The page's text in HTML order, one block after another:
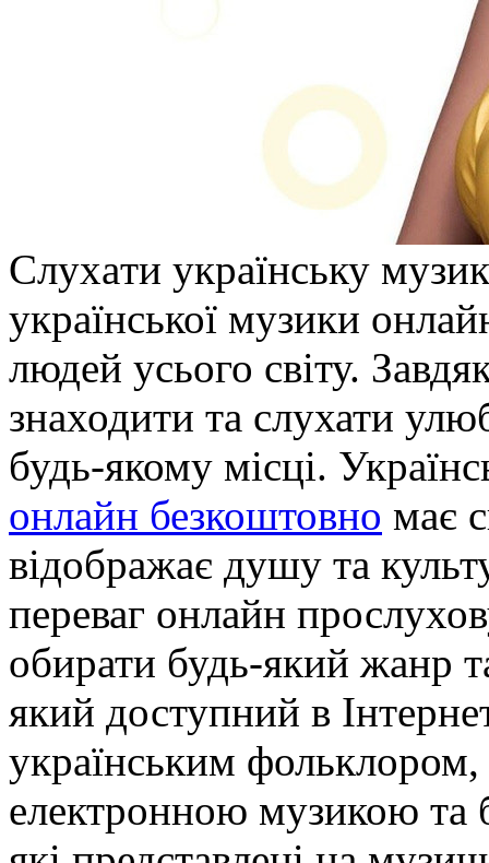
Слуxaти укрaїнську
української музики
людей усього світу.
знаходити та слухати
будь-якому місці.
онлайн безкоштовно має
відображає душу та
переваг онлайн
обирати будь-який жанр
який доступний в
українським
електронною музикою та